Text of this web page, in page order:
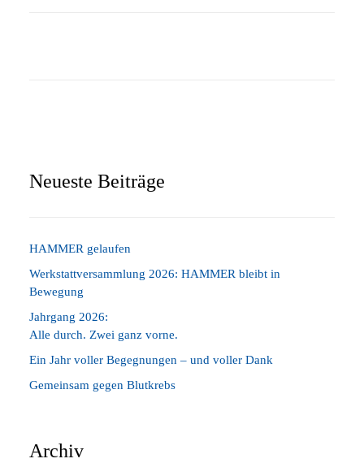
Neueste Beiträge
HAMMER gelaufen
Werkstattversammlung 2026: HAMMER bleibt in
Bewegung
Jahrgang 2026:
Alle durch. Zwei ganz vorne.
Ein Jahr voller Begegnungen – und voller Dank
Gemeinsam gegen Blutkrebs
Archiv